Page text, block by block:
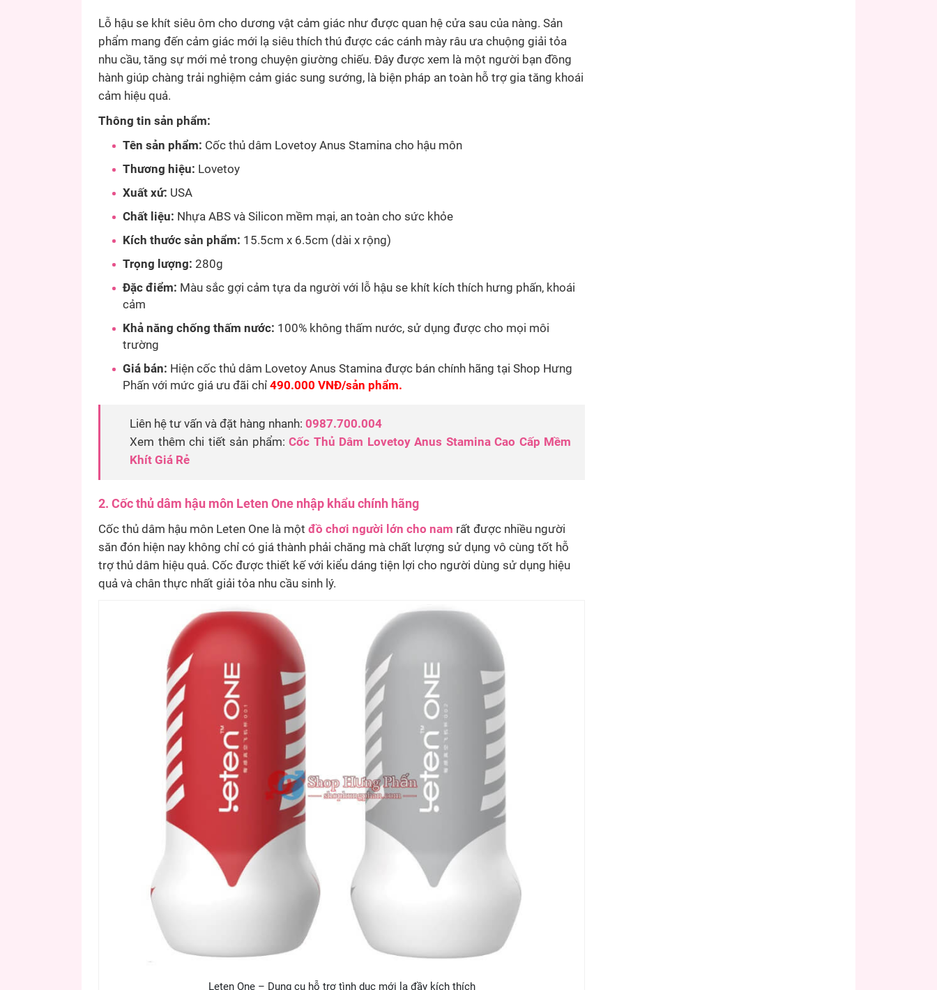
Lỗ hậu se khít siêu ôm cho dương vật cảm giác như được quan hệ cửa sau của nàng. Sản
phẩm mang đến cảm giác mới lạ siêu thích thú được các cánh mày râu ưa chuộng giải tỏa
nhu cầu, tăng sự mới mẻ trong chuyện giường chiếu. Đây được xem là một người bạn đồng
hành giúp chàng trải nghiệm cảm giác sung sướng, là biện pháp an toàn hỗ trợ gia tăng khoái
cảm hiệu quả.
Thông tin sản phẩm:
Tên sản phẩm: Cốc thủ dâm Lovetoy Anus Stamina cho hậu môn
Thương hiệu: Lovetoy
Xuất xứ: USA
Chất liệu: Nhựa ABS và Silicon mềm mại, an toàn cho sức khỏe
Kích thước sản phẩm: 15.5cm x 6.5cm (dài x rộng)
Trọng lượng: 280g
Đặc điểm: Màu sắc gợi cảm tựa da người với lỗ hậu se khít kích thích hưng phấn, khoái
cảm
Khả năng chống thấm nước: 100% không thấm nước, sử dụng được cho mọi môi
trường
Giá bán: Hiện cốc thủ dâm Lovetoy Anus Stamina được bán chính hãng tại Shop Hưng
Phấn với mức giá ưu đãi chỉ 490.000 VNĐ/sản phẩm.
Liên hệ tư vấn và đặt hàng nhanh: 0987.700.004
Xem thêm chi tiết sản phẩm: Cốc Thủ Dâm Lovetoy Anus Stamina Cao Cấp Mềm
Khít Giá Rẻ
2. Cốc thủ dâm hậu môn Leten One nhập khẩu chính hãng
Cốc thủ dâm hậu môn Leten One là một đồ chơi người lớn cho nam rất được nhiều người
săn đón hiện nay không chỉ có giá thành phải chăng mà chất lượng sử dụng vô cùng tốt hỗ
trợ thủ dâm hiệu quả. Cốc được thiết kế với kiểu dáng tiện lợi cho người dùng sử dụng hiệu
quả và chân thực nhất giải tỏa nhu cầu sinh lý.
Leten One – Dụng cụ hỗ trợ tình dục mới lạ đầy kích thích